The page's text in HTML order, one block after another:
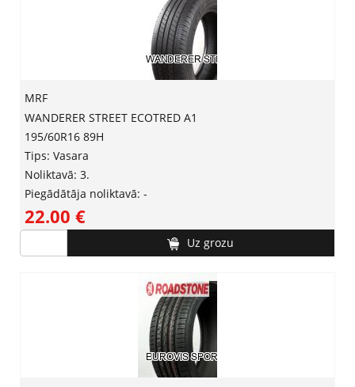
MRF
WANDERER STREET ECOTRED A1
195/60R16 89H
Tips: Vasara
Noliktavā: 3.
Piegādātāja noliktavā: -
22.00 ‎€
Uz grozu